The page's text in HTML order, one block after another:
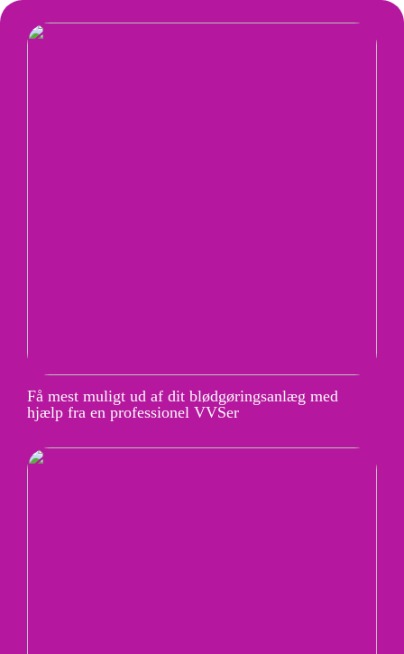
Få mest muligt ud af dit blødgøringsanlæg med
hjælp fra en professionel VVSer